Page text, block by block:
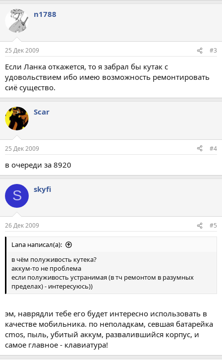
n1788
25 Дек 2009 #3
Если Ланка откажется, то я забрал бы кутак с
удовольствием ибо имею возможность ремонтировать
сиё существо.
Scar
25 Дек 2009 #4
в очереди за 8920
S skyfi
26 Дек 2009 #5
Lana написал(а):
в чём полуживость кутека?
аккум-то не проблема
если полуживость устранимая (в тч ремонтом в разумных
пределах) - интересуюсь))
эм, наврядли тебе его будет интересно использовать в
качестве мобильника. по неполадкам, севшая батарейка
cmos, пыль, убитый аккум, развалившийся корпус, и
самое главное - клавиатура!